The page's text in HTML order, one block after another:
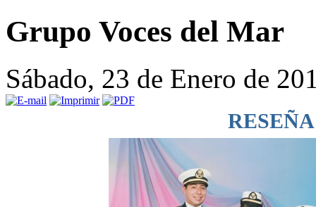
Grupo Voces del Mar
Sábado, 23 de Enero de
RESEÑA